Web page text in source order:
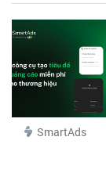
SmartAds